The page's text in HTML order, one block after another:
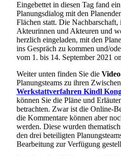
Eingebettet in diesen Tag fand
Planungsdialog mit den
Flächen statt. Die Nachbarschaft,
Akteurinnen und Akteuren und
herzlich eingeladen, mit den
ins Gespräch zu kommen und/
vom 1. bis 14. September 2021
Weiter unten finden Sie die
Planungsteams zu ihren
Werkstattverfahren Kindl
können Sie die Pläne und
betrachten. Zwar ist die Online-
die Kommentare können aber
werden. Diese wurden
den drei beteiligten
Bearbeitung zur Verfügung